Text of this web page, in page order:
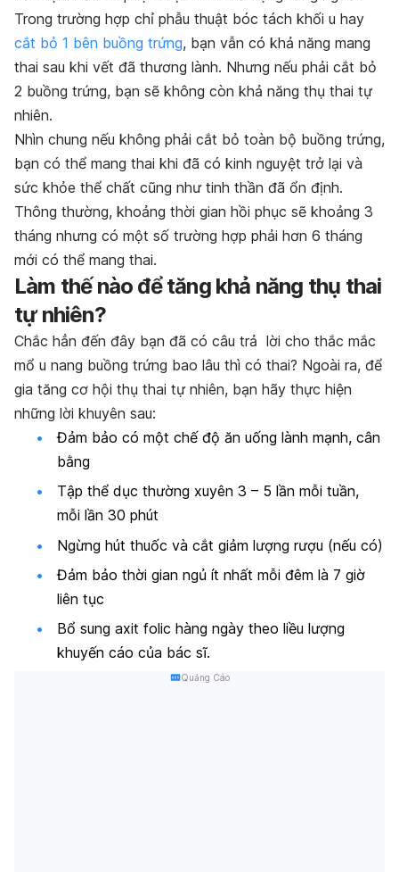
Trong trường hợp chỉ phẫu thuật bóc tách khối u hay
cắt bỏ 1 bên buồng trứng, bạn vẫn có khả năng mang
thai sau khi vết đã thương lành. Nhưng nếu phải cắt bỏ
2 buồng trứng, bạn sẽ không còn khả năng thụ thai tự
nhiên.
Nhìn chung nếu không phải cắt bỏ toàn bộ buồng trứng,
bạn có thể mang thai khi đã có kinh nguyệt trở lại và
sức khỏe thể chất cũng như tinh thần đã ổn định.
Thông thường, khoảng thời gian hồi phục sẽ khoảng 3
tháng nhưng có một số trường hợp phải hơn 6 tháng
mới có thể mang thai.
Làm thế nào để tăng khả năng thụ thai
tự nhiên?
Chắc hẳn đến đây bạn đã có câu trả lời cho thắc mắc
mổ u nang buồng trứng bao lâu thì có thai? Ngoài ra, để
gia tăng cơ hội thụ thai tự nhiên, bạn hãy thực hiện
những lời khuyên sau:
Đảm bảo có một chế độ ăn uống lành mạnh, cân
bằng
Tập thể dục thường xuyên 3 – 5 lần mỗi tuần,
mỗi lần 30 phút
Ngừng hút thuốc và cắt giảm lượng rượu (nếu có)
Đảm bảo thời gian ngủ ít nhất mỗi đêm là 7 giờ
liên tục
Bổ sung axit folic hàng ngày theo liều lượng
khuyến cáo của bác sĩ.
Quảng Cáo